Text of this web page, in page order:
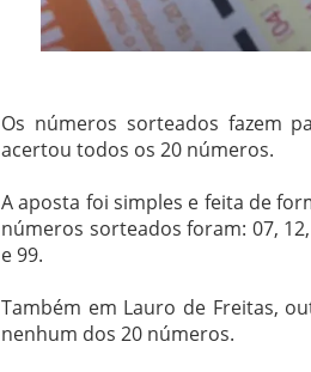
Os números sorteados fazem
acertou todos os 20 números.
A aposta foi simples e feita de
números sorteados foram: 07, 12,
e 99.
Também em Lauro de Freitas,
nenhum dos 20 números.